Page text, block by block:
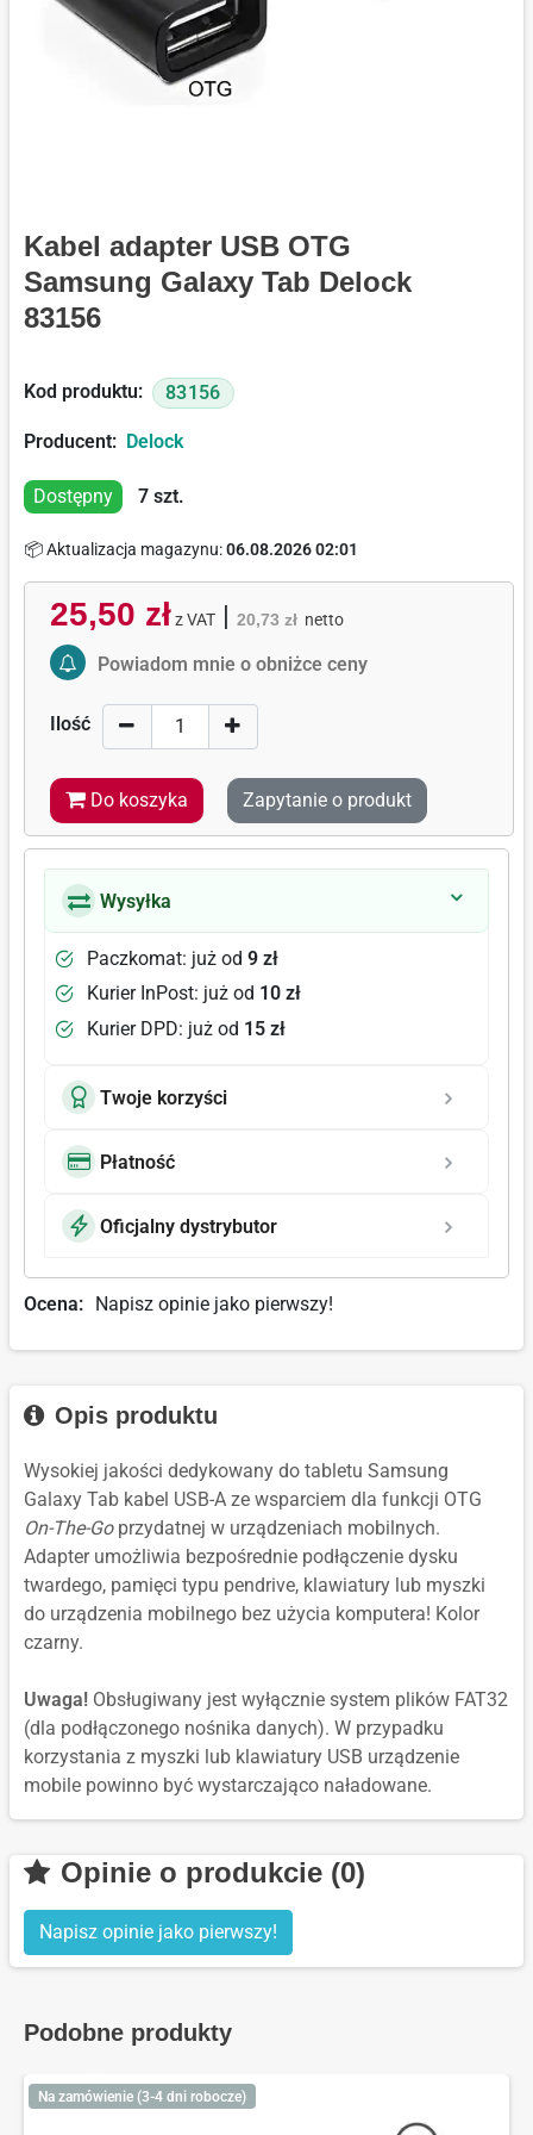
Kabel adapter USB OTG
Samsung Galaxy Tab Delock
83156
Kod produktu: 83156
Producent: Delock
Dostępny 7 szt.
📦 Aktualizacja magazynu:06.08.2026 02:01
25,50 zł z VAT| 20,73 zł netto
Activate Price Alert
Powiadom mnie o obniżce ceny
Ilość
Do koszyka Zapytanie o produkt
Wysyłka
Paczkomat: już od 9 zł
Kurier InPost: już od 10 zł
Kurier DPD: już od 15 zł
Twoje korzyści
Płatność
Oficjalny dystrybutor
Ocena: Napisz opinie jako pierwszy!
Opis produktu
Wysokiej jakości dedykowany do tabletu Samsung
Galaxy Tab kabel USB-A ze wsparciem dla funkcji OTG
On-The-Goprzydatnej w urządzeniach mobilnych.
Adapter umożliwia bezpośrednie podłączenie dysku
twardego, pamięci typu pendrive, klawiatury lub myszki
do urządzenia mobilnego bez użycia komputera! Kolor
czarny.
Uwaga! Obsługiwany jest wyłącznie system plików FAT32
(dla podłączonego nośnika danych). W przypadku
korzystania z myszki lub klawiatury USB urządzenie
mobile powinno być wystarczająco naładowane.
Opinie o produkcie (0)
Napisz opinie jako pierwszy!
Podobne produkty
Na zamówienie (3-4 dni robocze)